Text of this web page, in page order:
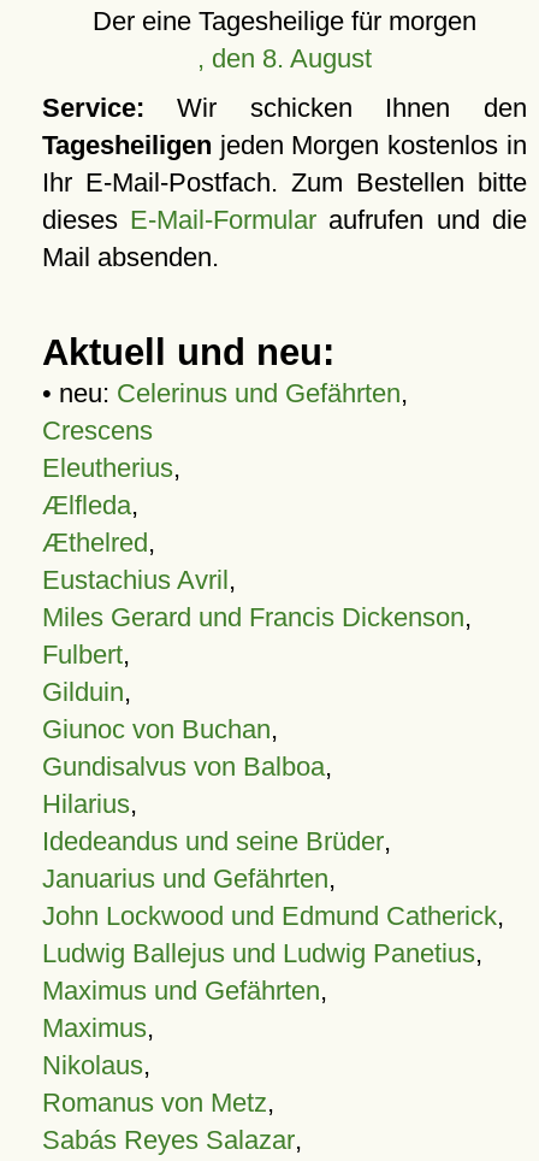
Der eine Tagesheilige für morgen
, den 8. August
Service: Wir schicken Ihnen den
Tagesheiligen jeden Morgen kostenlos in
Ihr E-Mail-Postfach. Zum Bestellen bitte
dieses E-Mail-Formular aufrufen und die
Mail absenden.
Aktuell und neu:
• neu: Celerinus und Gefährten,
Crescens
Eleutherius,
Ælfleda,
Æthelred,
Eustachius Avril,
Miles Gerard und Francis Dickenson,
Fulbert,
Gilduin,
Giunoc von Buchan,
Gundisalvus von Balboa,
Hilarius,
Idedeandus und seine Brüder,
Januarius und Gefährten,
John Lockwood und Edmund Catherick,
Ludwig Ballejus und Ludwig Panetius,
Maximus und Gefährten,
Maximus,
Nikolaus,
Romanus von Metz,
Sabás Reyes Salazar,